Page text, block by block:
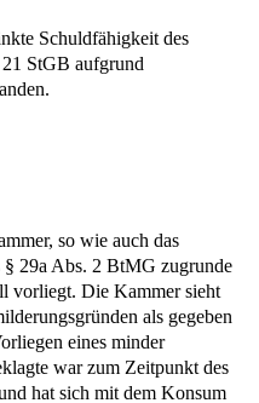
Schuldfähigkeit des
StGB aufgrund
so wie auch das
§ 29a Abs. 2 BtMG zugrunde
vorliegt. Die Kammer sieht
als gegeben
eines minder
war zum Zeitpunkt des
hat sich mit dem Konsum